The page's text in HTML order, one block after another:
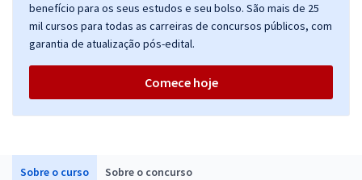
Sobre o curso Sobre o concurso
benefício para os seus estudos e seu bolso. São mais de 25
mil cursos para todas as carreiras de concursos públicos, com
garantia de atualização pós-edital.
Comece hoje